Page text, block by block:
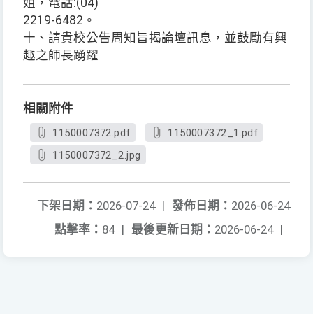
姐，電話:(04)
2219-6482。
十、請貴校公告周知旨揭論壇訊息，並鼓勵有興
趣之師長踴躍
相關附件
1150007372.pdf
1150007372_1.pdf
1150007372_2.jpg
發佈日期： 2026-06-24
下架日期： 2026-07-24 |
最後更新日期： 2026-06-24 |
點擊率： 84 |